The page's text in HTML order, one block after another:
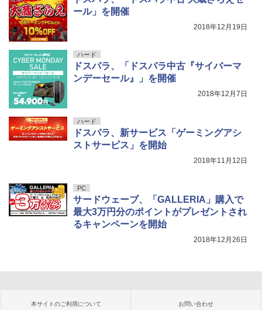
ール」を開催
2018年12月19日
ハード
ドスパラ、「ドスパラ中古『サイバーマ
ンデーセール』」を開催
2018年12月7日
ハード
ドスパラ、新サービス「ゲーミングアシ
ストサービス」を開始
2018年11月12日
PC
サードウェーブ、「GALLERIA」購入で
最大3万円分のポイントがプレゼントされ
るキャンペーンを開始
2018年12月26日
本サイトのご利用について お問い合わせ